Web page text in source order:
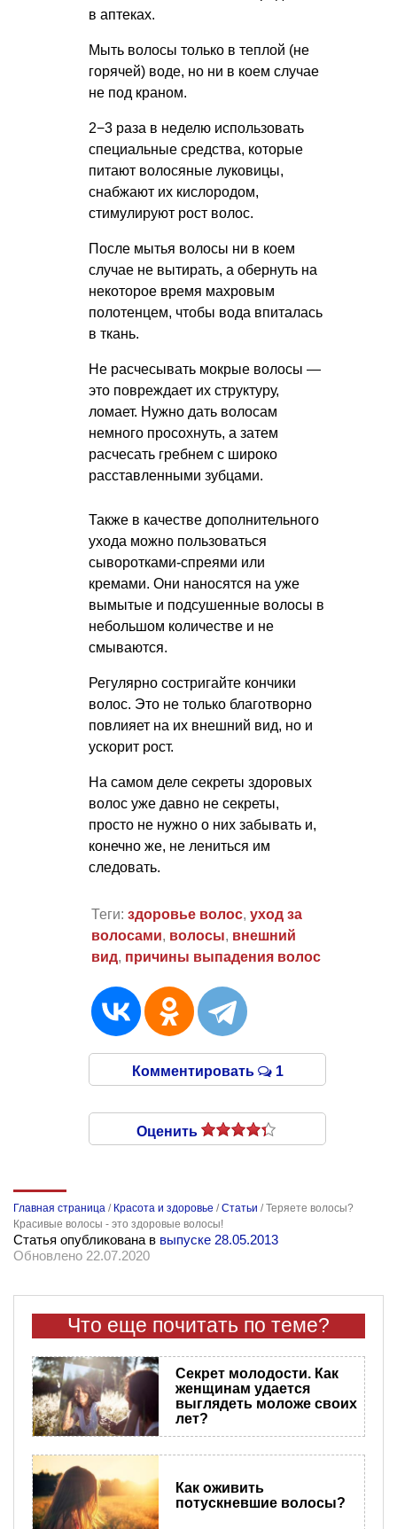
в аптеках.
Мыть волосы только в теплой (не
горячей) воде, но ни в коем случае
не под краном.
2−3 раза в неделю использовать
специальные средства, которые
питают волосяные луковицы,
снабжают их кислородом,
стимулируют рост волос.
После мытья волосы ни в коем
случае не вытирать, а обернуть на
некоторое время махровым
полотенцем, чтобы вода впиталась
в ткань.
Не расчесывать мокрые волосы —
это повреждает их структуру,
ломает. Нужно дать волосам
немного просохнуть, а затем
расчесать гребнем с широко
расставленными зубцами.
Также в качестве дополнительного
ухода можно пользоваться
сыворотками-спреями или
кремами. Они наносятся на уже
вымытые и подсушенные волосы в
небольшом количестве и не
смываются.
Регулярно состригайте кончики
волос. Это не только благотворно
повлияет на их внешний вид, но и
ускорит рост.
На самом деле секреты здоровых
волос уже давно не секреты,
просто не нужно о них забывать и,
конечно же, не лениться им
следовать.
Теги: здоровье волос, уход за
волосами, волосы, внешний
вид, причины выпадения волос
Комментировать 1
Оценить
Главная страница / Красота и здоровье /Статьи /Теряете волосы?
Красивые волосы - это здоровые волосы!
Статья опубликована в выпуске 28.05.2013
Обновлено 22.07.2020
Что еще почитать по теме?
Секрет молодости. Как
женщинам удается
выглядеть моложе своих
лет?
Как оживить
потускневшие волосы?